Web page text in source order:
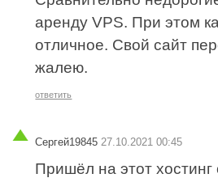
аренду VPS. При этом
отличное. Свой сайт
жалею.
ответить
Сергей19845 27.10.2021 00:45
Пришёл на этот хостинг